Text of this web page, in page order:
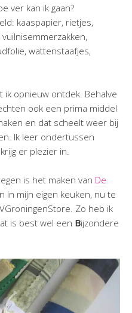
ver kan ik gaan?
kaaspapier, rietjes,
wattenstaafjes,
ik opnieuw ontdek. Behalve
ook een prima middel
en dat scheelt weer bij
Ik leer ondertussen
er plezier in.
is het maken van De
in mijn eigen keuken, nu te
Zo heb ik
is best wel een Bijzondere